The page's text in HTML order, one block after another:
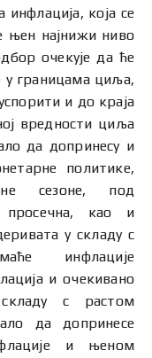
инфлација, која се
њен најнижи ниво
очекује да ће
у границама циља,
и до краја
вредности циља
да допринесу и
политике,
сезоне, под
као и
у складу с
инфлације
и очекивано
с растом
да допринесе
и њеном